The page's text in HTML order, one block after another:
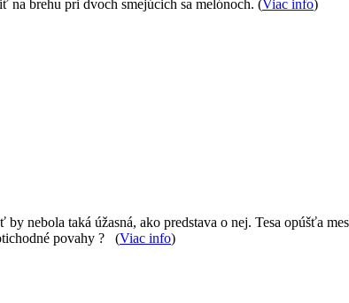
na brehu pri dvoch smejúcich sa melónoch. (Viac info)
nebola taká úžasná, ako predstava o nej. Tesa opúšťa
povahy ? (Viac info)